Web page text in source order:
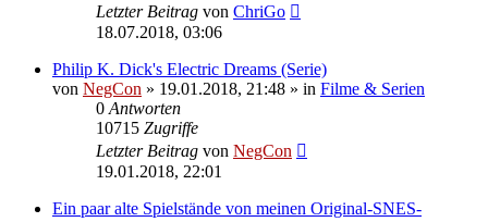
Letzter Beitrag von ChriGo
18.07.2018, 03:06
Philip K. Dick's Electric Dreams (Serie)
von NegCon » 19.01.2018, 21:48 » in Filme & Serien
0Antworten
10715 Zugriffe
Letzter Beitrag von NegCon
19.01.2018, 22:01
Ein paar alte Spielstände von meinen Original-SNES-